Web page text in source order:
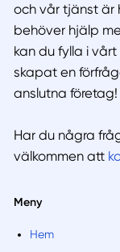
och vår tjänst är
behöver hjälp
kan du fylla i
skapat en
anslutna företag!
Har du några
välkommen att
Meny
Hem